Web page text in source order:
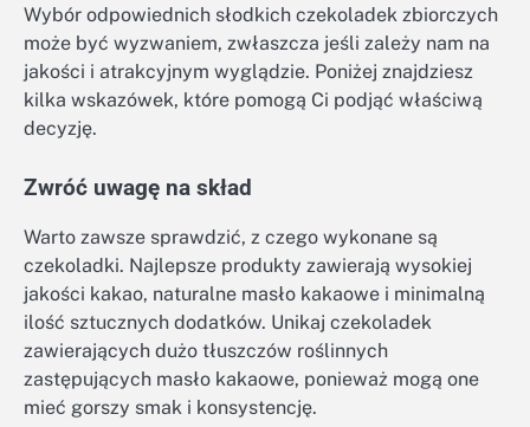
Wybór odpowiednich słodkich czekoladek zbiorczych
może być wyzwaniem, zwłaszcza jeśli zależy nam na
jakości i atrakcyjnym wyglądzie. Poniżej znajdziesz
kilka wskazówek, które pomogą Ci podjąć właściwą
decyzję.
Zwróć uwagę na skład
Warto zawsze sprawdzić, z czego wykonane są
czekoladki. Najlepsze produkty zawierają wysokiej
jakości kakao, naturalne masło kakaowe i minimalną
ilość sztucznych dodatków. Unikaj czekoladek
zawierających dużo tłuszczów roślinnych
zastępujących masło kakaowe, ponieważ mogą one
mieć gorszy smak i konsystencję.